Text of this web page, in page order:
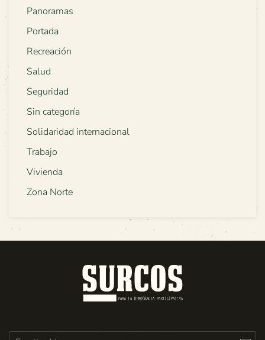
Panoramas
Portada
Recreación
Salud
Seguridad
Sin categoría
Solidaridad internacional
Trabajo
Vivienda
Zona Norte